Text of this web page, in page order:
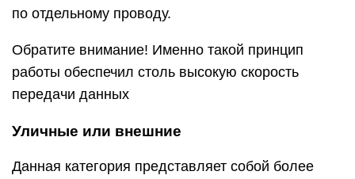
по отдельному проводу.
Обратите внимание! Именно такой принцип
работы обеспечил столь высокую скорость
передачи данных
Уличные или внешние
Данная категория представляет собой более